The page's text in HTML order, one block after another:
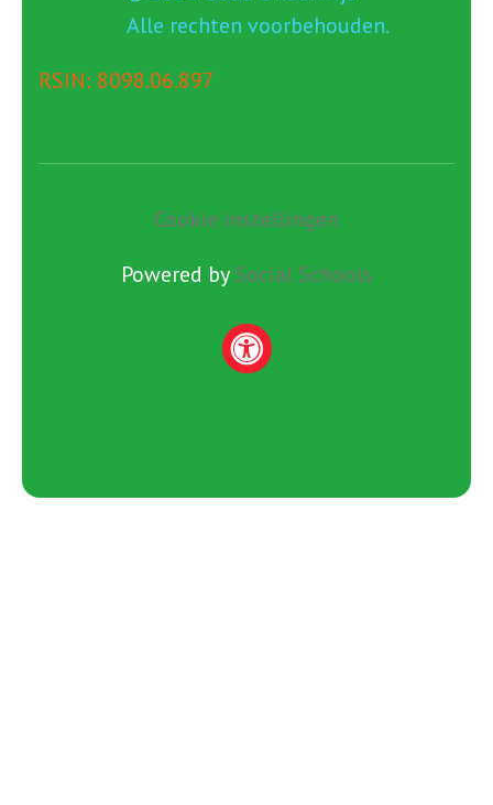
Alle rechten voorbehouden.
RSIN: 8098.06.897
Cookie instellingen
Powered bySocial Schools